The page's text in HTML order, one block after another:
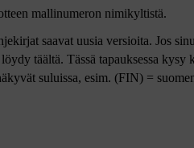
mallinumeron nimikyltistä.
saavat uusia versioita. Jos
täältä. Tässä tapauksessa
suluissa, esim. (FIN) =